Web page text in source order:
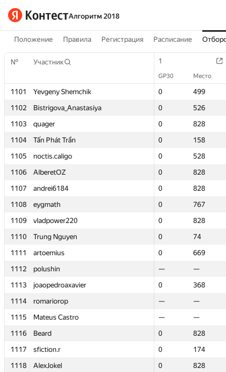
Алгоритм 2018
Положение Правила Регистрация Расписание
№ Участник 1
GP30 Место
1101 Yevgeny Shemchik 0
499
1102
Bistrigova_Anastasiya 0
526
1103
quager 0
828
1104
Tấn Phát Trần 0
158
1105
noctis.caligo 0
528
1106
AlberetOZ 0
828
1107
andrei6184 0
828
1108
eygmath 0
767
1109
vladpower220 0
828
1110
Trung Nguyen 0
74
1111
artoemius 0
669
1112
polushin —
—
1113
joaopedroaxavier 0
368
1114
romariorop —
—
1115
Mateus Castro —
—
1116
Beard 0
828
1117
sfiction.r 0
174
1118
AlexJokel 0
828
№ Участник 1
GP30 Место
1101 Yevgeny Shemchik 0
499
1102
Bistrigova_Anastasiya 0
526
1103
quager 0
828
1104
Tấn Phát Trần 0
158
1105
noctis.caligo 0
528
1106
AlberetOZ 0
828
1107
andrei6184 0
828
1108
eygmath 0
767
1109
vladpower220 0
828
1110
Trung Nguyen 0
74
1111
artoemius 0
669
1112
polushin —
—
1113
joaopedroaxavier 0
368
1114
romariorop —
—
1115
Mateus Castro —
—
1116
Beard 0
828
1117
sfiction.r 0
174
1118
AlexJokel 0
828